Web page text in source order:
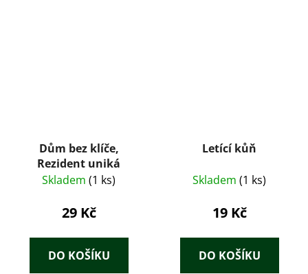
Dům bez klíče,
Rezident uniká
Skladem (1 ks)
29 Kč
DO KOŠÍKU
Letící kůň
Skladem (1 ks)
19 Kč
DO KOŠÍKU